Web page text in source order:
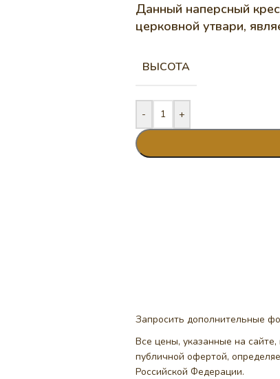
Данный наперсный
церковной утвари,
ВЫСОТА
- +
Запросить дополнительные
Все цены, указанные на
публичной офертой,
Российской Федерации.